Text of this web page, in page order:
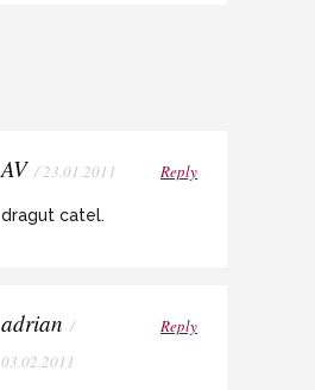
AV / 23.01.2011 Reply
dragut catel.
adrian /
03.02.2011
Reply